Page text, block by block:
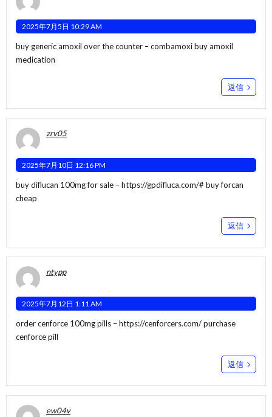
2025年7月5日 10:29 AM
buy generic amoxil over the counter –combamoxibuy amoxil
medication
返信
zrv05
2025年7月10日 12:16 PM
buy diflucan 100mg for sale –https://gpdifluca.com/# buy forcan
cheap
返信
ntypp
2025年7月12日 1:11 AM
order cenforce 100mg pills –https://cenforcers.com/purchase
cenforce pill
返信
ew04v